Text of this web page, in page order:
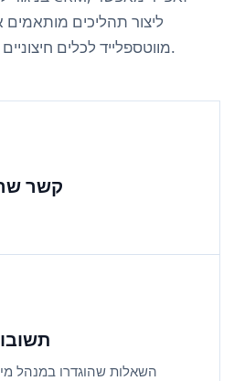
ליצור תהליכים
מווטספלייד לכלים חיצוניים לפי הצורך של הפעולה.
קשר
השאלות שהוגדרו במנהל